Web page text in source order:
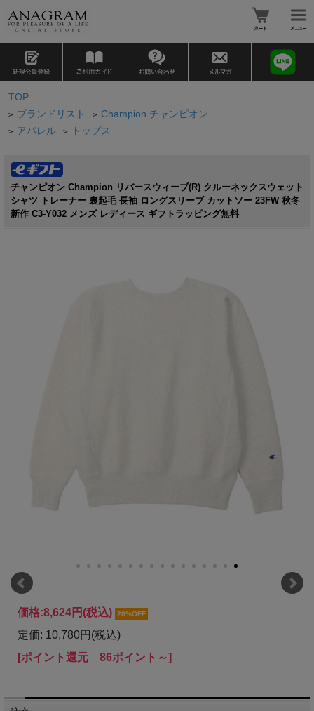
TOP
> ブランドリスト > Champion チャンピオン
> アパレル > トップス
チャンピオン Champion リバースウィーブ(R) クルーネックスウェット
シャツ トレーナー 裏起毛 長袖 ロングスリーブ カットソー 23FW 秋冬
新作 C3-Y032 メンズ レディース ギフトラッピング無料
価格:8,624円 (税込) 20%OFF
定価: 10,780円(税込)
[ポイント還元 86ポイント～]